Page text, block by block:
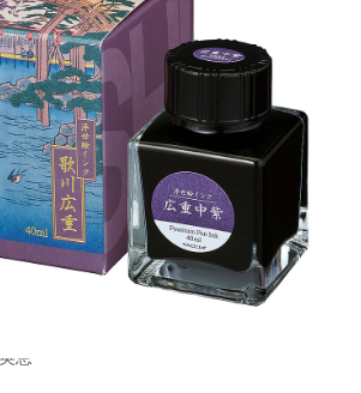
ジしてカラー調色した万年筆
クです。
い材料を使用、国内で開発・製造を行って
限表現する大きめクッション材入パッケー
恵